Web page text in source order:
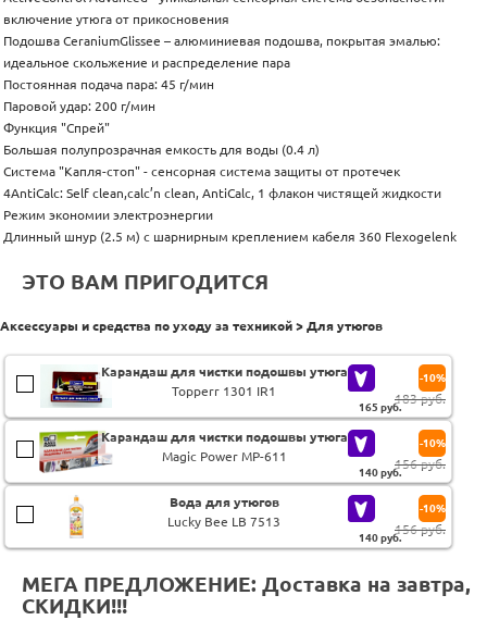
включение утюга от прикосновения
Подошва CeraniumGlissee – алюминиевая подошва, покрытая эмалью:
идеальное скольжение и распределение пара
Постоянная подача пара: 45 г/мин
Паровой удар: 200 г/мин
Функция "Спрей"
Большая полупрозрачная емкость для воды (0.4 л)
Система "Капля-стоп" - сенсорная система защиты от протечек
4AntiCalc: Self clean,calc’n clean, AntiCalc, 1 флакон чистящей жидкости
Режим экономии электроэнергии
Длинный шнур (2.5 м) с шарнирным креплением кабеля 360 Flexogelenk
ЭТО ВАМ ПРИГОДИТСЯ
Аксессуары и средства по уходу за техникой > Для утюгов
Карандаш для чистки подошвы утюга
Topperr 1301 IR1
165 руб.
183 руб.
-10%
Карандаш для чистки подошвы утюга
Magic Power MP-611
140руб.
156 руб.
-10%
Вода для утюгов
Lucky Bee LB 7513
140руб.
156 руб.
-10%
МЕГА ПРЕДЛОЖЕНИЕ: Доставка на завтра,
СКИДКИ!!!